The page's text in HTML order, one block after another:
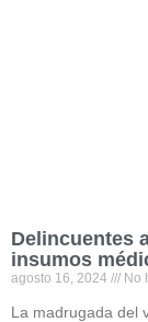
Delincuentes
insumos
agosto 16, 2024 No
La madrugada del